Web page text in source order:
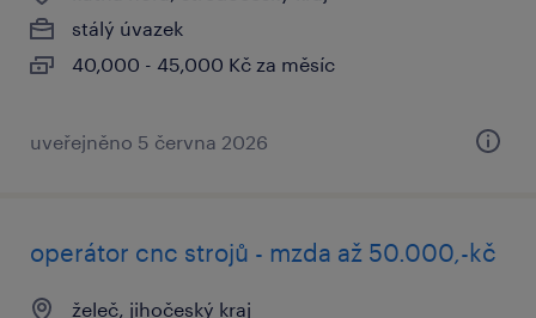
stálý úvazek
40,000 - 45,000 Kč za měsíc
uveřejněno 5 června 2026
operátor cnc strojů - mzda až 50.000,-kč
želeč, jihočeský kraj